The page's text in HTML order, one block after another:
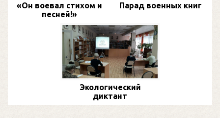
«Он воевал стихом и
песней!»
Парад военных книг
Экологический
диктант